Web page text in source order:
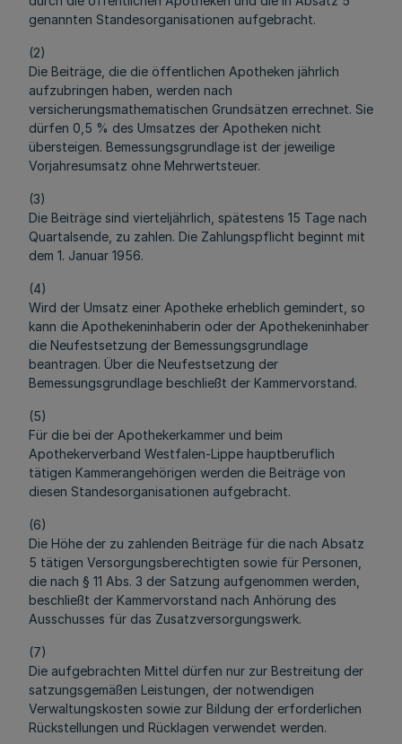
genannten Standesorganisationen aufgebracht.
(2)
Die Beiträge, die die öffentlichen Apotheken jährlich
aufzubringen haben, werden nach
versicherungsmathematischen Grundsätzen errechnet. Sie
dürfen 0,5 % des Umsatzes der Apotheken nicht
übersteigen. Bemessungsgrundlage ist der jeweilige
Vorjahresumsatz ohne Mehrwertsteuer.
(3)
Die Beiträge sind vierteljährlich, spätestens 15 Tage nach
Quartalsende, zu zahlen. Die Zahlungspflicht beginnt mit
dem 1. Januar 1956.
(4)
Wird der Umsatz einer Apotheke erheblich gemindert, so
kann die Apothekeninhaberin oder der Apothekeninhaber
die Neufestsetzung der Bemessungsgrundlage
beantragen. Über die Neufestsetzung der
Bemessungsgrundlage beschließt der Kammervorstand.
(5)
Für die bei der Apothekerkammer und beim
Apothekerverband Westfalen-Lippe hauptberuflich
tätigen Kammerangehörigen werden die Beiträge von
diesen Standesorganisationen aufgebracht.
(6)
Die Höhe der zu zahlenden Beiträge für die nach Absatz
5 tätigen Versorgungsberechtigten sowie für Personen,
die nach § 11 Abs. 3 der Satzung aufgenommen werden,
beschließt der Kammervorstand nach Anhörung des
Ausschusses für das Zusatzversorgungswerk.
(7)
Die aufgebrachten Mittel dürfen nur zur Bestreitung der
satzungsgemäßen Leistungen, der notwendigen
Verwaltungskosten sowie zur Bildung der erforderlichen
Rückstellungen und Rücklagen verwendet werden.